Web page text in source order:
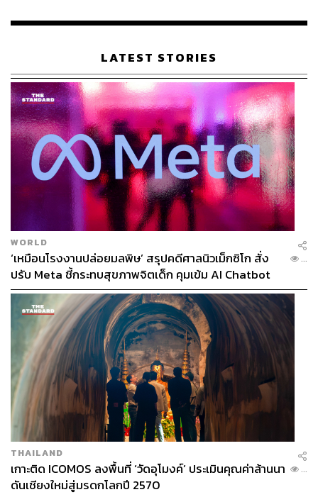
อาคารปาร์คเวนเชอร์
ปัจจุบัน เฟรเซอร์ส พร็อพเพอร์ตี้ คอมเมอร์เชียล
(ประเทศไทย) นำร่องใช้คอนเซปต์ ‘Core & Flex’ ในการจัด
พื้นที่ให้แก่สำนักงานใหญ่ของบริษัท เฟรเซอร์ส พร็อพเพอร์ตี้
ประเทศไทย เพื่อความคล่องตัวในการปรับขนาดพื้นที่
สำนักงาน รองรับการขยายตัวทางธุรกิจ และเตรียมพร้อมให้
บริการ 5 โครงการใจกลางกรุง
เรือนไทยที่ถูกซุกไว้
LATEST STORIES
WORLD
‘เหมือนโรงงานปล่อยมลพิษ’ สรุปคดีศาลนิวเม็กซิโก สั่ง
ปรับ Meta ชี้กระทบสุขภาพจิตเด็ก คุมเข้ม AI Chatbot
...
THAILAND
เกาะติด ICOMOS ลงพื้นที่ ‘วัดอุโมงค์’ ประเมินคุณค่าล้านนา
ดันเชียงใหม่สู่มรดกโลกปี 2570
...